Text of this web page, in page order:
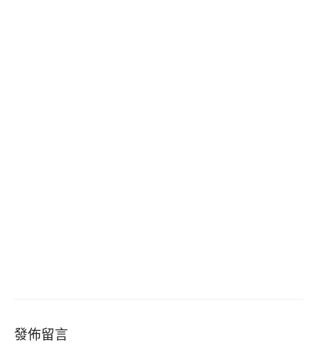
發佈留言